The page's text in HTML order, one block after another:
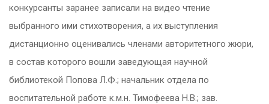
конкурсанты заранее записали на видео чтение
выбранного ими стихотворения, а их выступления
дистанционно оценивались членами авторитетного жюри,
в состав которого вошли заведующая научной
библиотекой Попова Л.Ф.; начальник отдела по
воспитательной работе к.м.н. Тимофеева Н.В.; зав.